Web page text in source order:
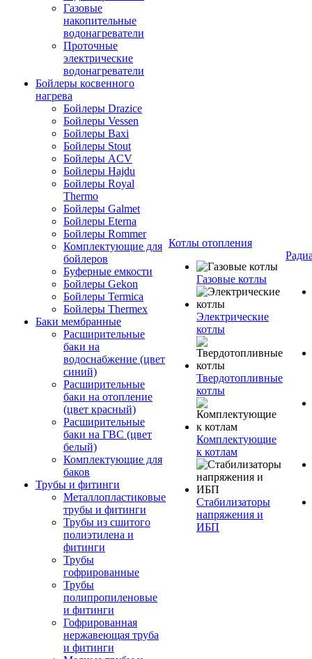
Газовые
накопительные
водонагреватели
Проточные
электрические
водонагреватели
Бойлеры косвенного
нагрева
Бойлеры Drazice
Бойлеры Vessen
Бойлеры Baxi
Бойлеры Stout
Бойлеры ACV
Бойлеры Hajdu
Бойлеры Royal
Thermo
Бойлеры Galmet
Бойлеры Eterna
Бойлеры Rommer
Комплектующие для
бойлеров
Буферные емкости
Бойлеры Gekon
Бойлеры Termica
Бойлеры Thermex
Баки мембранные
Расширительные
баки на
водоснабжение (цвет
синий)
Расширительные
баки на отопление
(цвет красный)
Расширительные
баки на ГВС (цвет
белый)
Комплектующие для
баков
Трубы и фитинги
Металлопластиковые
трубы и фитинги
Трубы из сшитого
полиэтилена и
фитинги
Трубы
гофрированные
Трубы
полипропиленовые
и фитинги
Гофрированная
нержавеющая труба
и фитинги
Котлы отопления
Газовые котлы
Электрические
котлы
Твердотопливные
котлы
Комплектующие
к котлам
Стабилизаторы
напряжения и
ИБП